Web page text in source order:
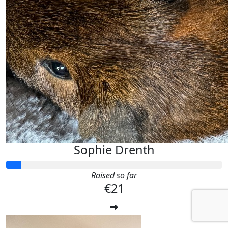
Sophie Drenth
Raised so far
€21